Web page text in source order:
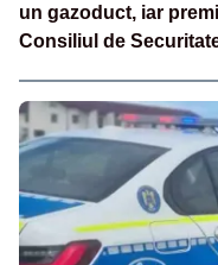
un gazoduct, iar
Consiliul de